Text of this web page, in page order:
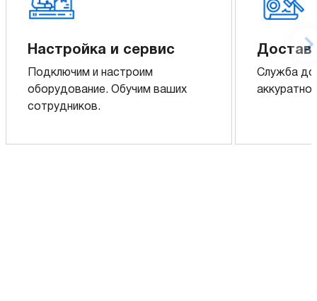
Настройка и сервис
Подключим и настроим
оборудование. Обучим ваших
сотрудников.
Служба
аккуратно